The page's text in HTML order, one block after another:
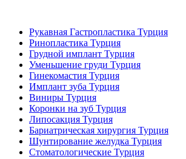
Рукавная Гастропластика Турция
Ринопластика Турция
Грудной имплант Турция
Уменьшение груди Турция
Гинекомастия Турция
Имплант зуба Турция
Виниры Турция
Коронки на зуб Турция
Липосакция Турция
Бариатрическая хирургия Турция
Шунтирование желудка Турция
Стоматологические Турция